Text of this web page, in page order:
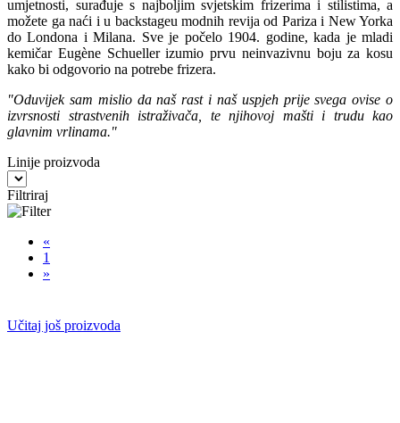
umjetnosti, surađuje s najboljim svjetskim frizerima i stilistima, a
možete ga naći i u backstageu modnih revija od Pariza i New Yorka
do Londona i Milana. Sve je počelo 1904. godine, kada je mladi
kemičar Eugène Schueller izumio prvu neinvazivnu boju za kosu
kako bi odgovorio na potrebe frizera.
"Oduvijek sam mislio da naš rast i naš uspjeh prije svega ovise o
izvrsnosti strastvenih istraživača, te njihovoj mašti i trudu kao
glavnim vrlinama."
Linije proizvoda
Filtriraj
«
1
»
Učitaj još proizvoda